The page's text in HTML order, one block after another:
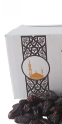
لكم جزيل
سرعة التوصيل والجودة..